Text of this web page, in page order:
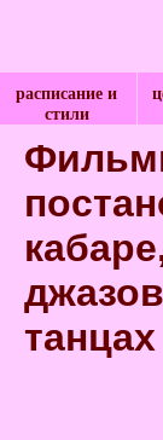
расписание и
стили
танцах